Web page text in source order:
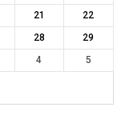
21
22
28
29
4 5